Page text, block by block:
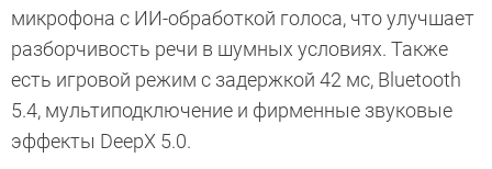
микрофона с ИИ-обработкой голоса, что улучшает
разборчивость речи в шумных условиях. Также
есть игровой режим с задержкой 42 мс, Bluetooth
5.4, мультиподключение и фирменные звуковые
эффекты DeepX 5.0.